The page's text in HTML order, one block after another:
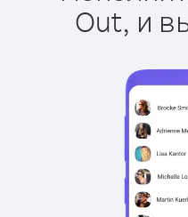
Out, и